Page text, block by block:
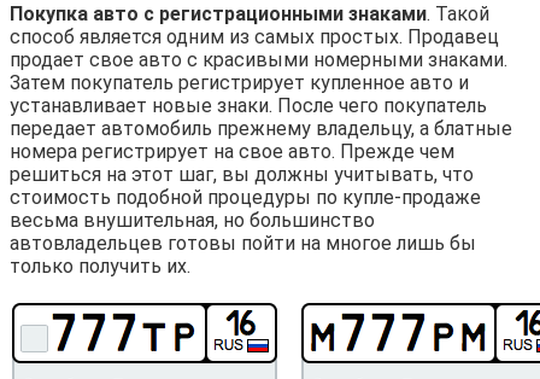
Покупка авто с регистрационными знаками. Такой
способ является одним из самых простых. Продавец
продает свое авто с красивыми номерными знаками.
Затем покупатель регистрирует купленное авто и
устанавливает новые знаки. После чего покупатель
передает автомобиль прежнему владельцу, а блатные
номера регистрирует на свое авто. Прежде чем
решиться на этот шаг, вы должны учитывать, что
стоимость подобной процедуры по купле-продаже
весьма внушительная, но большинство
автовладельцев готовы пойти на многое лишь бы
только получить их.